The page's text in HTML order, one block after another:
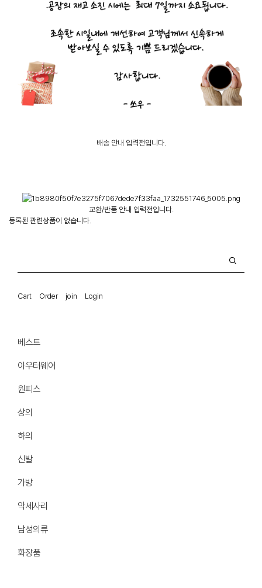
배송 안내 입력전입니다.
교환/반품 안내 입력전입니다.
등록된 관련상품이 없습니다.
Cart Order join Login
베스트
아우터웨어
원피스
상의
하의
신발
가방
악세사리
남성의류
화장품